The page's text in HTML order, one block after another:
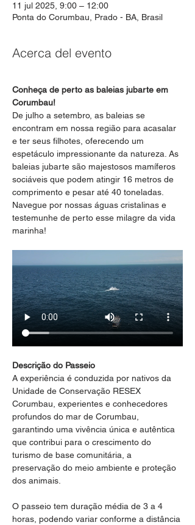
11 jul 2025, 9:00 – 12:00
Ponta do Corumbau, Prado - BA, Brasil
Acerca del evento
Conheça de perto as baleias jubarte em
Corumbau!
De julho a setembro, as baleias se
encontram em nossa região para acasalar
e ter seus filhotes, oferecendo um
espetáculo impressionante da natureza. As
baleias jubarte são majestosos mamíferos
sociáveis que podem atingir 16 metros de
comprimento e pesar até 40 toneladas.
Navegue por nossas águas cristalinas e
testemunhe de perto esse milagre da vida
marinha!
Descrição do Passeio
A experiência é conduzida por nativos da
Unidade de Conservação RESEX
Corumbau, experientes e conhecedores
profundos do mar de Corumbau,
garantindo uma vivência única e autêntica
que contribui para o crescimento do
turismo de base comunitária, a
preservação do meio ambiente e proteção
dos animais.
O passeio tem duração média de 3 a 4
horas, podendo variar conforme a distância